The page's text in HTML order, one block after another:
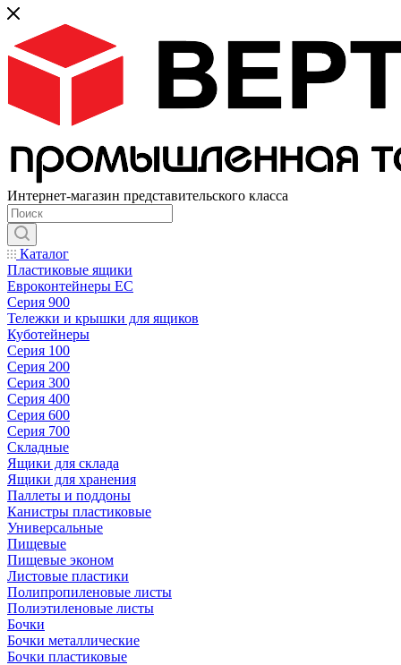
Интернет-магазин представительского класса
Каталог
Пластиковые ящики
Евроконтейнеры ЕС
Серия 900
Тележки и крышки для ящиков
Куботейнеры
Серия 100
Серия 200
Серия 300
Серия 400
Серия 600
Серия 700
Складные
Ящики для склада
Ящики для хранения
Паллеты и поддоны
Канистры пластиковые
Универсальные
Пищевые
Пищевые эконом
Листовые пластики
Полипропиленовые листы
Полиэтиленовые листы
Бочки
Бочки металлические
Бочки пластиковые